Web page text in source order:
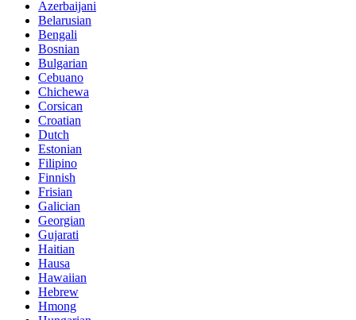
Azerbaijani
Belarusian
Bengali
Bosnian
Bulgarian
Cebuano
Chichewa
Corsican
Croatian
Dutch
Estonian
Filipino
Finnish
Frisian
Galician
Georgian
Gujarati
Haitian
Hausa
Hawaiian
Hebrew
Hmong